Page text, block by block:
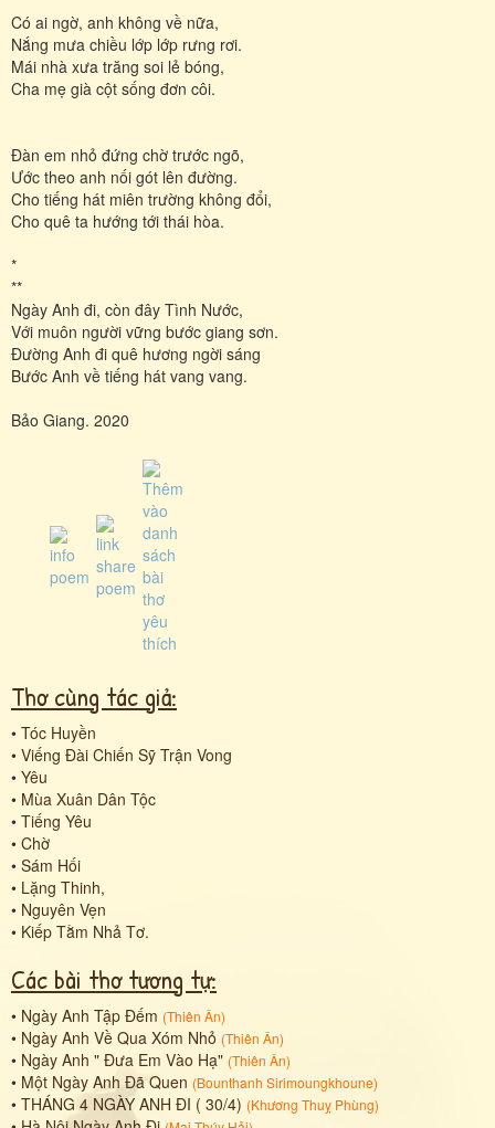
Có ai ngờ, anh không về nữa,
Nắng mưa chiều lớp lớp rưng rơi.
Mái nhà xưa trăng soi lẻ bóng,
Cha mẹ già cột sống đơn côi.
Đàn em nhỏ đứng chờ trước ngõ,
Ước theo anh nối gót lên đường.
Cho tiếng hát miên trường không đổi,
Cho quê ta hướng tới thái hòa.
*
**
Ngày Anh đi, còn đây Tình Nước,
Với muôn người vững bước giang sơn.
Đường Anh đi quê hương ngời sáng
Bước Anh về tiếng hát vang vang.
Bảo Giang. 2020
Thơ cùng tác giả:
• Tóc Huyền
• Viếng Đài Chiến Sỹ Trận Vong
• Yêu
• Mùa Xuân Dân Tộc
• Tiếng Yêu
• Chờ
• Sám Hối
• Lặng Thinh,
• Nguyên Vẹn
• Kiếp Tằm Nhả Tơ.
Các bài thơ tương tự:
• Ngày Anh Tập Đếm (Thiên Ân)
• Ngày Anh Về Qua Xóm Nhỏ (Thiên Ân)
• Ngày Anh " Đưa Em Vào Hạ" (Thiên Ân)
• Một Ngày Anh Đã Quen (Bounthanh Sirimoungkhoune)
• THÁNG 4 NGÀY ANH ĐI ( 30/4) (Khương Thuỵ Phùng)